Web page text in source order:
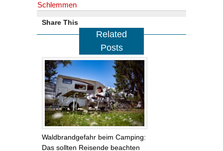
Schlemmen
Share This
Related
Posts
Waldbrandgefahr beim Camping:
Das sollten Reisende beachten